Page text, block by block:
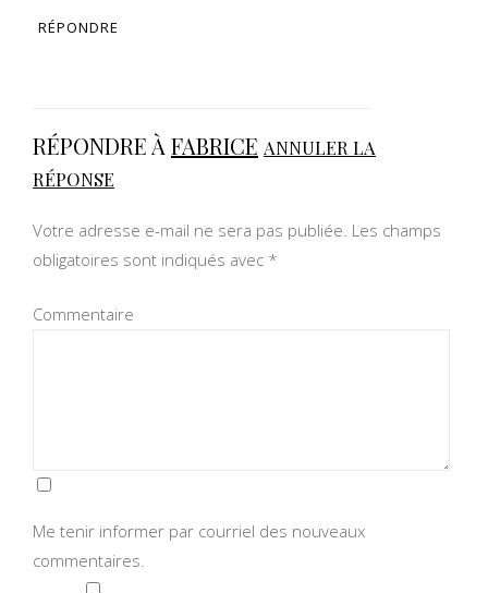
RÉPONDRE
RÉPONDRE À FABRICE ANNULER LA
RÉPONSE
Votre adresse e-mail ne sera pas publiée. Les champs
obligatoires sont indiqués avec *
Commentaire
Me tenir informer par courriel des nouveaux
commentaires.